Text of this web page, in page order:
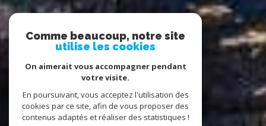
Comme beaucoup, notre site
utilise les cookies
On aimerait vous accompagner pendant
votre visite.
En poursuivant, vous acceptez l'utilisation des
cookies par ce site, afin de vous proposer des
contenus adaptés et réaliser des statistiques !